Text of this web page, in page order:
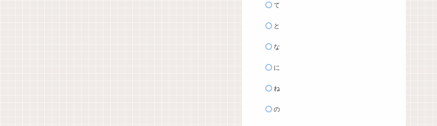
て
と
な
に
ね
の